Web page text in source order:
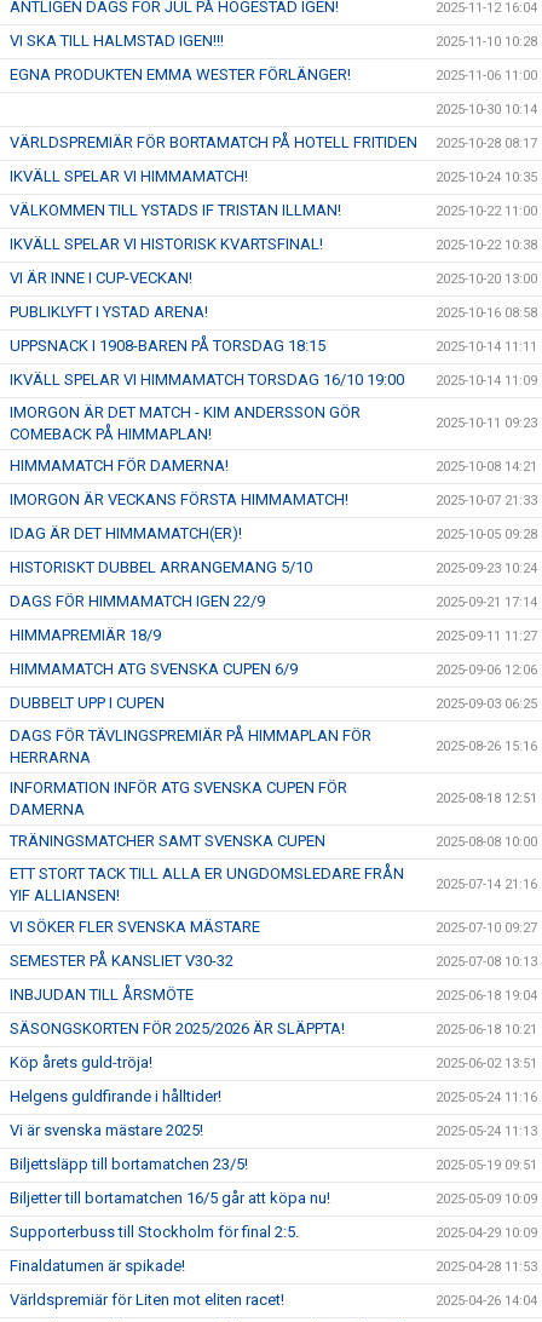
ÄNTLIGEN DAGS FÖR JUL PÅ HÖGESTAD IGEN! 2025-11-12 16:04
VI SKA TILL HALMSTAD IGEN!!! 2025-11-10 10:28
EGNA PRODUKTEN EMMA WESTER FÖRLÄNGER! 2025-11-06 11:00
2025-10-30 10:14
VÄRLDSPREMIÄR FÖR BORTAMATCH PÅ HOTELL FRITIDEN 2025-10-28 08:17
IKVÄLL SPELAR VI HIMMAMATCH! 2025-10-24 10:35
VÄLKOMMEN TILL YSTADS IF TRISTAN ILLMAN! 2025-10-22 11:00
IKVÄLL SPELAR VI HISTORISK KVARTSFINAL! 2025-10-22 10:38
VI ÄR INNE I CUP-VECKAN! 2025-10-20 13:00
PUBLIKLYFT I YSTAD ARENA! 2025-10-16 08:58
UPPSNACK I 1908-BAREN PÅ TORSDAG 18:15 2025-10-14 11:11
IKVÄLL SPELAR VI HIMMAMATCH TORSDAG 16/10 19:00 2025-10-14 11:09
IMORGON ÄR DET MATCH - KIM ANDERSSON GÖR
COMEBACK PÅ HIMMAPLAN!
2025-10-11 09:23
HIMMAMATCH FÖR DAMERNA! 2025-10-08 14:21
IMORGON ÄR VECKANS FÖRSTA HIMMAMATCH! 2025-10-07 21:33
IDAG ÄR DET HIMMAMATCH(ER)! 2025-10-05 09:28
HISTORISKT DUBBEL ARRANGEMANG 5/10 2025-09-23 10:24
DAGS FÖR HIMMAMATCH IGEN 22/9 2025-09-21 17:14
HIMMAPREMIÄR 18/9 2025-09-11 11:27
HIMMAMATCH ATG SVENSKA CUPEN 6/9 2025-09-06 12:06
DUBBELT UPP I CUPEN 2025-09-03 06:25
DAGS FÖR TÄVLINGSPREMIÄR PÅ HIMMAPLAN FÖR
HERRARNA
2025-08-26 15:16
INFORMATION INFÖR ATG SVENSKA CUPEN FÖR
DAMERNA
2025-08-18 12:51
TRÄNINGSMATCHER SAMT SVENSKA CUPEN 2025-08-08 10:00
ETT STORT TACK TILL ALLA ER UNGDOMSLEDARE FRÅN
YIF ALLIANSEN!
2025-07-14 21:16
VI SÖKER FLER SVENSKA MÄSTARE 2025-07-10 09:27
SEMESTER PÅ KANSLIET V30-32 2025-07-08 10:13
INBJUDAN TILL ÅRSMÖTE 2025-06-18 19:04
SÄSONGSKORTEN FÖR 2025/2026 ÄR SLÄPPTA! 2025-06-18 10:21
Köp årets guld-tröja! 2025-06-02 13:51
Helgens guldfirande i hålltider! 2025-05-24 11:16
Vi är svenska mästare 2025! 2025-05-24 11:13
Biljettsläpp till bortamatchen 23/5! 2025-05-19 09:51
Biljetter till bortamatchen 16/5 går att köpa nu! 2025-05-09 10:09
Supporterbuss till Stockholm för final 2:5. 2025-04-29 10:09
Finaldatumen är spikade! 2025-04-28 11:53
Världspremiär för Liten mot eliten racet! 2025-04-26 14:04